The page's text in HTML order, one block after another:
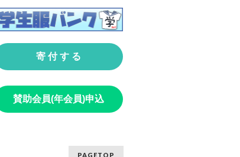
寄 付 す る
賛助会員(年会員)申込
PAGETOP